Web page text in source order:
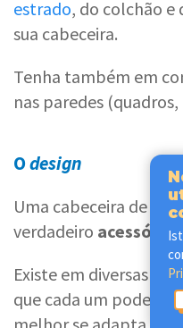
estrado, do colchão e
sua cabeceira.
Tenha também em
nas paredes
Odesign
Uma cabeceira de
verdadeiro acessório
Existe em diversas
que cada um pode